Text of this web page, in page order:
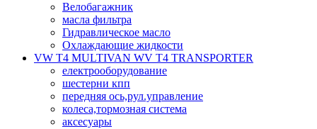
Велобагажник
масла фильтра
Гидравлическое масло
Охлаждающие жидкости
VW T4 MULTIVAN WV T4 TRANSPORTER
електрооборудование
шестерни кпп
передняя ось,рул.управление
колеса,тормозная система
аксесуары